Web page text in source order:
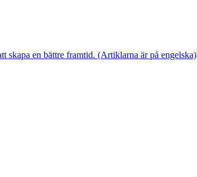
skapa en bättre framtid. (Artiklarna är på engelska)